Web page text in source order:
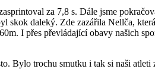
za 7,8 s. Dále jsme
skok daleký. Zde zazářila Nellča,
I přes převládající obavy našich
Bylo trochu smutku i tak si naši